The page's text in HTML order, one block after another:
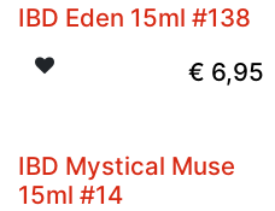
IBD Eden 15ml #138
€ 6,95
IBD Mystical Muse
15ml #14